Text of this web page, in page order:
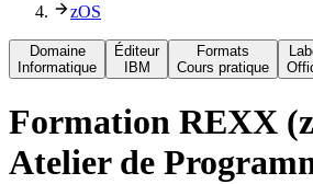
zOS
Domaine
Informatique
Éditeur
IBM
Formats
Cours pratique
Formation REXX
Atelier de